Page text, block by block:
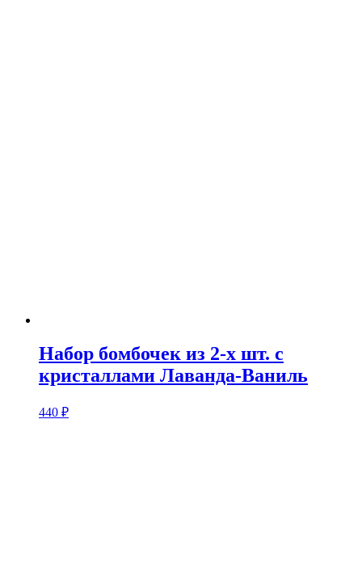
Набор бомбочек из 2-х шт. с
кристаллами Лаванда-Ваниль
440 ₽